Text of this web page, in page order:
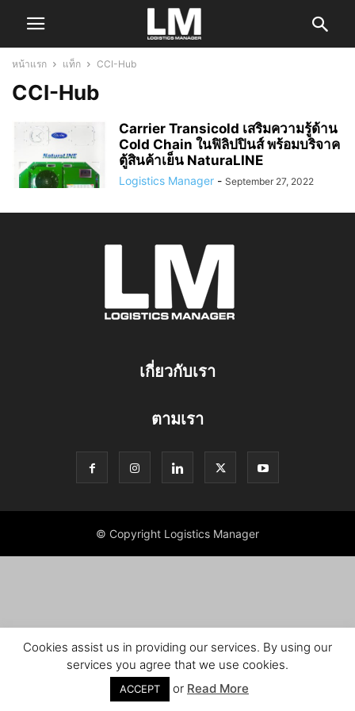
หน้าแรก แท็ก CCI-Hub
CCI-Hub
Carrier Transicold เสริมความรู้ด้าน
Cold Chain ในฟิลิปปินส์ พร้อมบริจาค
ตู้สินค้าเย็น NaturaLINE
Logistics Manager - September 27, 2022
เกี่ยวกับเรา
ตามเรา
© Copyright Logistics Manager
Cookies assist us in providing our services. By using our
services you agree that we use cookies.
ACCEPT or Read More